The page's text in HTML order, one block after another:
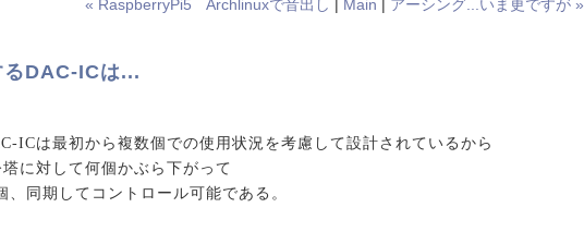
« RaspberryPi5 Archlinuxで音出し | Main | アーシング...いま更ですが »
るDAC-ICは...
ICは最初から複数個での使用状況を考慮して設計されているから
に対して何個かぶら下がって
同期してコントロール可能である。